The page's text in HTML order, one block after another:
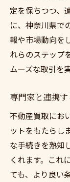
定を保ちつつ、
に、神奈川県で
報や市場動向を
れらのステップ
ムーズな取引を
専門家と連携
不動産買取にお
ットをもたらし
な手続きを熟知
くれます。これ
ても、より良い